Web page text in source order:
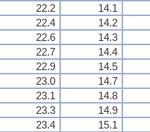
22.2
14.1
22.4
14.2
22.6
14.3
22.7
14.4
22.9
14.5
23.0
14.7
23.1
14.8
23.3
14.9
23.4
15.1